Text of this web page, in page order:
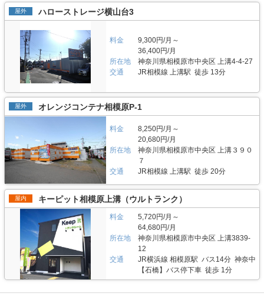
などの作業を可能にしているところに気遣いも感じた。運営会社の株式会社
マリンボックスは湘南エリアで30年近くトランクルームを運営しているこ
ともあり、そのノウハウを活かしたお客様目線でのトランクルームを開発さ
れているのだろう。入口にセコムの防犯カメラも設置されているということ
で、自宅の駐車場よりも安心して車を収納できるスペースとして特に愛車を
持っている方には最適な場所だと思った。
事前見学をご希望の場合は、リモート内覧会を承っております。現地にてお
電話を頂けましたら、遠隔操作で入口を開錠致しますのでご自由にご覧くだ
さい。その際、お電話にてご利用金額やキャンペーンなどのご案内も致しま
す。尚、ご契約に関しては、株式会社マリンボックスでは保証人や連帯保証
人の代わりに、保証会社との契約をしていただいているため保証人は不要と
なります。敷金や礼金なども不要なので簡単に契約できます。時期によって
お得なキャンペーンも実施しております。詳細なキャンペーンや施設へのご
質問はLIFULLトランクルームから電話やメールにてお気軽にお問い合わせ
ください。 編集後記 小田急江ノ島線本鵠沼駅から徒歩7分、周辺の住宅街
の高齢者の方が、季節の洋服や家具、本などの趣味の品を収納に来ていると
いう。ただそれだけでなく、車で7分ほどでサーフィンやバーベキューなど
のレジャースポットとしても名高い江の島へのアクセスも可能なこの施設は
サーファーの利用も多いとのことで、サーフボードやウェットスーツなどの
レジャー用品の収納にも役立っていた。施設のセキュリティも万全で、安心
して利用できる「マリンボックス本鵠沼店」は、年代や居住地に関係なくお
すすめできる施設だと思った。
ルームでは、お客様の大切なお荷物をお預かりしているため、24時間安心
してご利用いただけるように、カードキーや防犯カメラ、セキュリティーシ
また、両国亀沢のトランクルームの鍵は南京錠などの鍵の持ち歩きタイプで
はなくダイアルロック式で、メインエントランスはオートロックで施錠され
ています。コンテナ倉庫ではなく室内管理なので清掃も行き届いており、ホ
コリなどが出にくく、温度管理や湿度管理を徹底するために空調設備も完備
しております。通年26-7度で管理しているため、衣類や布団、木製の製品
などデリケートな物の保管などにも安心してご利用いただけます。 費用や
契約について教えてください。 契約前にトランクルームを下見したい場合
は、立ち合いによる内見と遠隔操作による立ち合いなしでの内覧も可能で
す。是非、お気軽にお申しつけください。 契約に関しては、マリンボック
スでは保証人や連帯保証人の代わりに、保証会社との契約をしていただいて
いるため保証人は不要、敷金・礼金なども不要なかんたん契約で行います。
初月賃料が無料なので導入のハードルを低くし、解約のお申込もいつでも可
能です（お申し出いただいた月の翌月末での解約）。料金は6,480円～/月に
なります。 編集後記 湘南に本社を構えるマリンボックス社。かわいいイル
カの看板や海を思わせるブルーが印象的なエントランスを構えるトランクル
ーム。駅からのアクセスも良いというメリットがありながら、高架下の車通
りが少ない路地にあるため、車からの荷物の出し入れにも便利な場所という
印象を受けた。同社の代表取締役、永田氏は「地域に根ざして事業を行って
きたので、安心して使える設備や親切なサポートには自信があります」と笑
顔で話す。用途に合わせて様々なサイズの部屋が用意されているので、みな
さんの大切な荷物を預けるのにぴったりの場所ではないだろうか。
い。 カフェのようなおしゃれな雰囲気を意識して、外観は金型で作ったロ
ゴや取っ手など、一見トランクルームとはわからないほど街の景観に馴染ん
で、併設されているバイクガレージは広さ3.01m2と3.24m2をご用意してお
り、サビや汚れを防ぐため、バイクが長持ちします。 駐車場はありません
が、トランクルームの前に車を横付けし荷物を下ろしたらそのまま直進でき
るので、荷物の出し入れにも便利な立地です。 主にどんな方がご利用され
ているのでしょうか？ 近隣の住宅にお住いの個人の方がメインユーザーに
なります。利用用途としては、主に家財や季節によって変わる衣類を保管す
る場所としてご利用されている方が多い傾向にありますが、趣味でバイクを
お持ちの方も利用されており、大切なバイクを風雨から守っています。 ガ
レージには、国産バイクはもとより、ハーレーなどの外国製の大型バイクも
セキュリティや安全面について教えてください。 セキュリティーシステム
を導入し24時間安心してご利用頂けます。マリンボックスが提供する物件
では、お客様の大切なお荷物をお預かりしているため、万が一に備え防犯カ
メラを設置していたり、毎月数回、巡回スタッフが回っています。エントラ
ンスはオートロックで施錠されており、バイクガレージには監視モニターも
完備しています。 また、コンテナ倉庫ではなく室内管理なので清掃も行き
届いており、ホコリなどが出にくく、空調設備（温度管理、湿度管理）も完
備しており、通年26-7度で管理しているためデリケートな衣類や木製の製
品などの保管などにも安心してご利用いただけます。 費用や契約について
教えてください。 バイクガレージ/トランクルームの建物の上の階にオーナ
ーが住んでいるため、内覧したい場合、事前に連絡したり、当日でも都合が
合えば直接案内することが可能です。 契約に関しては、マリンボックスで
は保証人や連帯保証人の代わりに、保証会社との契約をしていただいている
ため保証人は不要、敷金・礼金なども不要なかんたん契約で行います。初月
賃料が無料なので導入のハードルを低くし、解約のお申込もいつでも可能で
す（お申し出いただいた月の翌月末での解約）。料金はトランクルームが
8,300円～/月、バイクガレージが16,000円～/月になります。 編集後記 「街
の景色に溶け込むおしゃれなガレージ」このスペースを見たとき、そんな感
屋外 ハローストレージ横山台3
料金
9,300円/月～
36,400円/月
所在地
神奈川県相模原市中央区 上溝4-4-27
交通
JR相模線 上溝駅 徒歩 13分
屋外 オレンジコンテナ相模原P-1
料金
8,250円/月～
20,680円/月
所在地
神奈川県相模原市中央区 上溝３９０
７
交通
JR相模線 上溝駅 徒歩 20分
屋内 キーピット相模原上溝（ウルトランク）
料金
5,720円/月～
64,680円/月
所在地
神奈川県相模原市中央区 上溝3839-
12
交通
JR横浜線 相模原駅 バス14分 神奈中
【石橋】バス停下車 徒歩 1分